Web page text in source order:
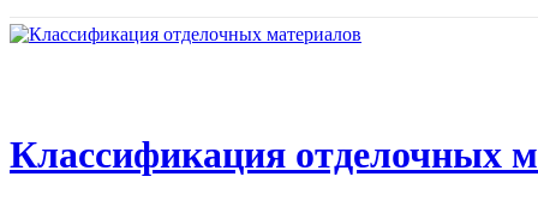
Классификация отделочных